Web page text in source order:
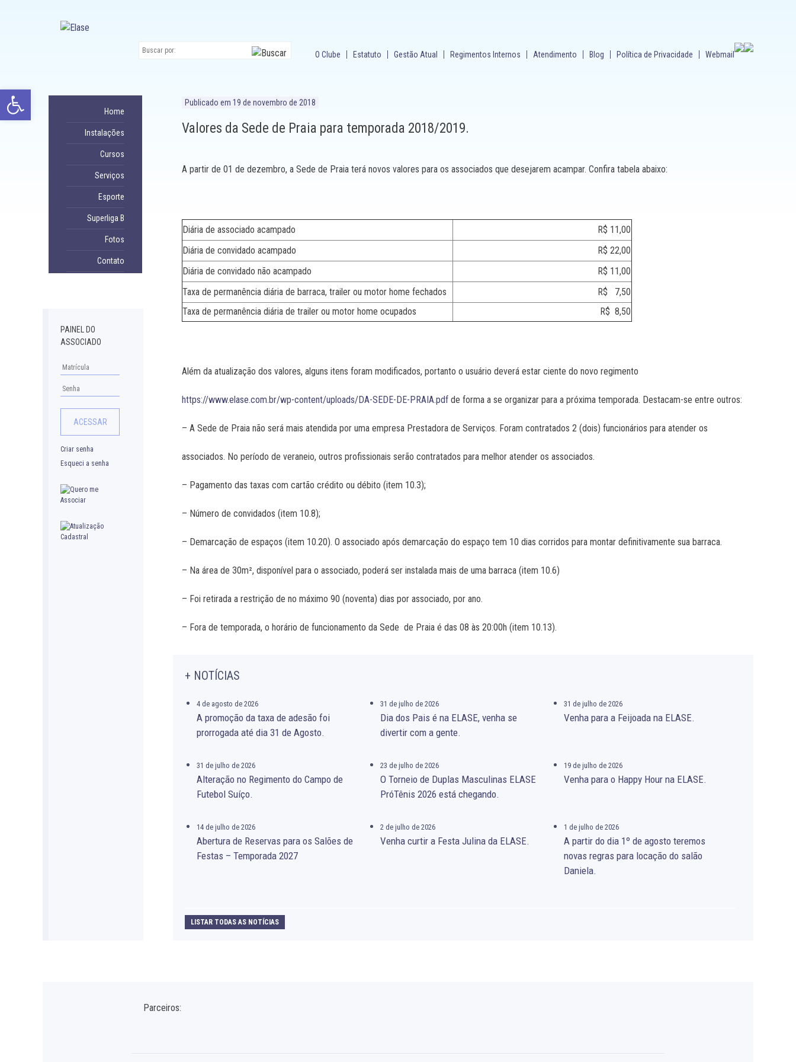
O Clube Estatuto Gestão Atual Regimentos Internos Atendimento Blog Política de Privacidade Webmail
Publicado em 19 de novembro de 2018
Valores da Sede de Praia para temporada 2018/2019.
A partir de 01 de dezembro, a Sede de Praia terá novos valores para os associados que desejarem acampar. Confira tabela abaixo:
Diária de associado acampado
R$ 11,00
Diária de convidado acampado
R$ 22,00
Diária de convidado não acampado
R$ 11,00
Taxa de permanência diária de barraca, trailer ou motor home fechados
R$ 7,50
Taxa de permanência diária de trailer ou motor home ocupados
R$ 8,50
Além da atualização dos valores, alguns itens foram modificados, portanto o usuário deverá estar ciente do novo regimento
https://www.elase.com.br/wp-content/uploads/DA-SEDE-DE-PRAIA.pdf de forma a se organizar para a próxima temporada. Destacam-se entre outros:
– A Sede de Praia não será mais atendida por uma empresa Prestadora de Serviços. Foram contratados 2 (dois) funcionários para atender os
associados. No período de veraneio, outros profissionais serão contratados para melhor atender os associados.
– Pagamento das taxas com cartão crédito ou débito (item 10.3);
– Número de convidados (item 10.8);
– Demarcação de espaços (item 10.20). O associado após demarcação do espaço tem 10 dias corridos para montar definitivamente sua barraca.
– Na área de 30m², disponível para o associado, poderá ser instalada mais de uma barraca (item 10.6)
– Foi retirada a restrição de no máximo 90 (noventa) dias por associado, por ano.
– Fora de temporada, o horário de funcionamento da Sede de Praia é das 08 às 20:00h (item 10.13).
+ NOTÍCIAS
4 de agosto de 2026
A promoção da taxa de adesão foi
prorrogada até dia 31 de Agosto.
31 de julho de 2026
Dia dos Pais é na ELASE, venha se
divertir com a gente.
31 de julho de 2026
Venha para a Feijoada na ELASE.
31 de julho de 2026
Alteração no Regimento do Campo de
Futebol Suíço.
23 de julho de 2026
O Torneio de Duplas Masculinas ELASE
PróTênis 2026 está chegando.
19 de julho de 2026
Venha para o Happy Hour na ELASE.
14 de julho de 2026
Abertura de Reservas para os Salões de
Festas – Temporada 2027
2 de julho de 2026
Venha curtir a Festa Julina da ELASE.
1 de julho de 2026
A partir do dia 1º de agosto teremos
novas regras para locação do salão
Daniela.
LISTAR TODAS AS NOTÍCIAS
Home
Instalações
Cursos
Serviços
Esporte
Superliga B
Fotos
Contato
PAINEL DO
ASSOCIADO
Criar senha
Esqueci a senha
Parceiros:
Abrir a barra de ferramentas